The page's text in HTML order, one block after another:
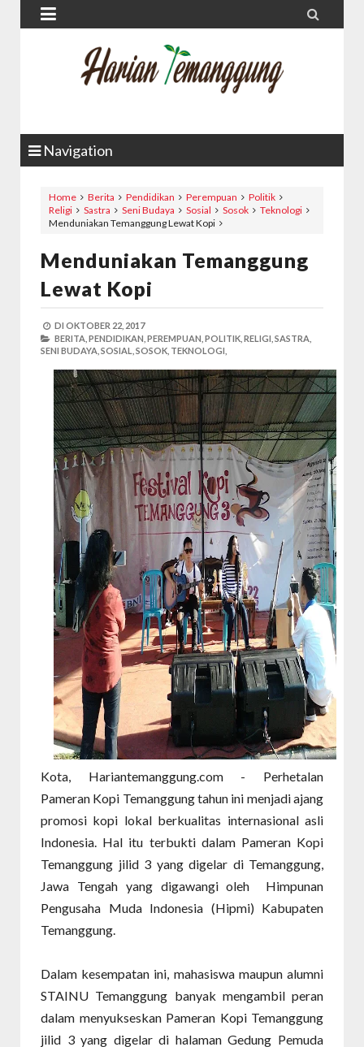
 
Navigation
Home Berita Pendidikan Perempuan
Politik
Religi
Sastra Seni Budaya Sosial Sosok
Teknologi
Menduniakan Temanggung Lewat Kopi
Menduniakan Temanggung
Lewat Kopi
DI OKTOBER 22, 2017
BERITA, PENDIDIKAN, PEREMPUAN, POLITIK, RELIGI, SASTRA,
SENI BUDAYA, SOSIAL, SOSOK, TEKNOLOGI,
Kota, Hariantemanggung.com - Perhetalan
Pameran Kopi Temanggung tahun ini menjadi ajang
promosi kopi lokal berkualitas internasional asli
Indonesia. Hal itu terbukti dalam Pameran Kopi
Temanggung jilid 3 yang digelar di Temanggung,
Jawa Tengah yang digawangi oleh Himpunan
Pengusaha Muda Indonesia (Hipmi) Kabupaten
Temanggung.
Dalam kesempatan ini, mahasiswa maupun alumni
STAINU Temanggung banyak mengambil peran
dalam menyukseskan Pameran Kopi Temanggung
jilid 3 yang digelar di halaman Gedung Pemuda